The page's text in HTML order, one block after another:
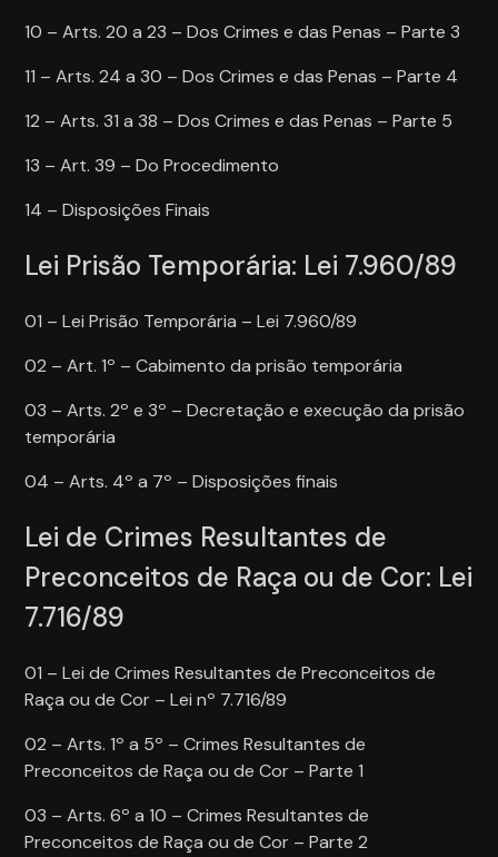
10 – Arts. 20 a 23 – Dos Crimes e das Penas – Parte 3
11 – Arts. 24 a 30 – Dos Crimes e das Penas – Parte 4
12 – Arts. 31 a 38 – Dos Crimes e das Penas – Parte 5
13 – Art. 39 – Do Procedimento
14 – Disposições Finais
Lei Prisão Temporária: Lei 7.960/89
01 – Lei Prisão Temporária – Lei 7.960/89
02 – Art. 1º – Cabimento da prisão temporária
03 – Arts. 2º e 3º – Decretação e execução da prisão
temporária
04 – Arts. 4º a 7º – Disposições finais
Lei de Crimes Resultantes de
Preconceitos de Raça ou de Cor: Lei
7.716/89
01 – Lei de Crimes Resultantes de Preconceitos de
Raça ou de Cor – Lei nº 7.716/89
02 – Arts. 1º a 5º – Crimes Resultantes de
Preconceitos de Raça ou de Cor – Parte 1
03 – Arts. 6º a 10 – Crimes Resultantes de
Preconceitos de Raça ou de Cor – Parte 2